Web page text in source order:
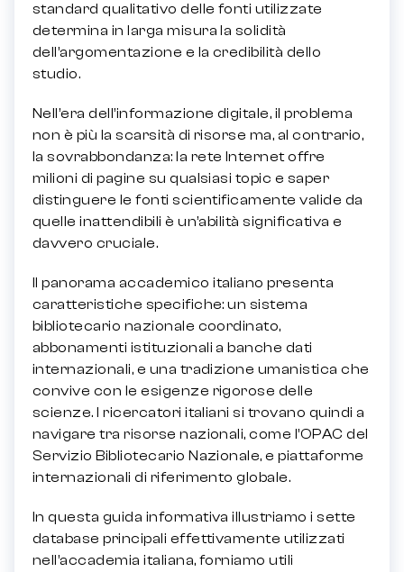
standard qualitativo delle fonti utilizzate
determina in larga misura la solidità
dell’argomentazione e la credibilità dello
studio.
Nell’era dell’informazione digitale, il problema
non è più la scarsità di risorse ma, al contrario,
la sovrabbondanza: la rete Internet offre
milioni di pagine su qualsiasi topic e saper
distinguere le fonti scientificamente valide da
quelle inattendibili è un’abilità significativa e
davvero cruciale.
Il panorama accademico italiano presenta
caratteristiche specifiche: un sistema
bibliotecario nazionale coordinato,
abbonamenti istituzionali a banche dati
internazionali, e una tradizione umanistica che
convive con le esigenze rigorose delle
scienze. I ricercatori italiani si trovano quindi a
navigare tra risorse nazionali, come l’OPAC del
Servizio Bibliotecario Nazionale, e piattaforme
internazionali di riferimento globale.
In questa guida informativa illustriamo i sette
database principali effettivamente utilizzati
nell’accademia italiana, forniamo utili